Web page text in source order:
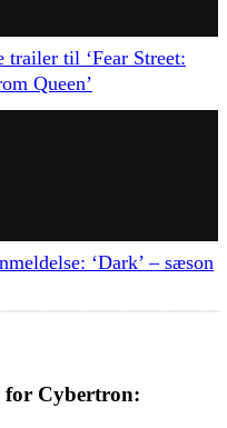
trailer til ‘Fear Street:
Queen’
‘Dark’ – sæson
for Cybertron: